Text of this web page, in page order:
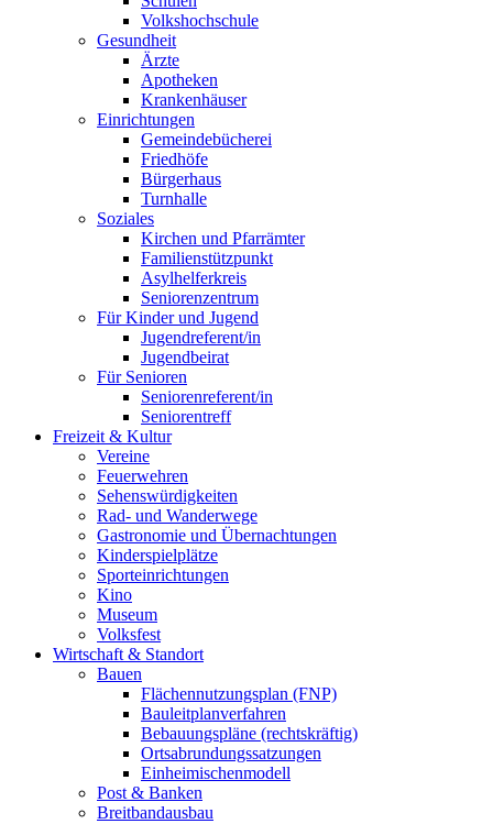
Volkshochschule
Gesundheit
Ärzte
Apotheken
Krankenhäuser
Einrichtungen
Gemeindebücherei
Friedhöfe
Bürgerhaus
Turnhalle
Soziales
Kirchen und Pfarrämter
Familienstützpunkt
Asylhelferkreis
Seniorenzentrum
Für Kinder und Jugend
Jugendreferent/in
Jugendbeirat
Für Senioren
Seniorenreferent/in
Seniorentreff
Freizeit & Kultur
Vereine
Feuerwehren
Sehenswürdigkeiten
Rad- und Wanderwege
Gastronomie und Übernachtungen
Kinderspielplätze
Sporteinrichtungen
Kino
Museum
Volksfest
Wirtschaft & Standort
Bauen
Flächennutzungsplan (FNP)
Bauleitplanverfahren
Bebauungspläne (rechtskräftig)
Ortsabrundungssatzungen
Einheimischenmodell
Post & Banken
Breitbandausbau